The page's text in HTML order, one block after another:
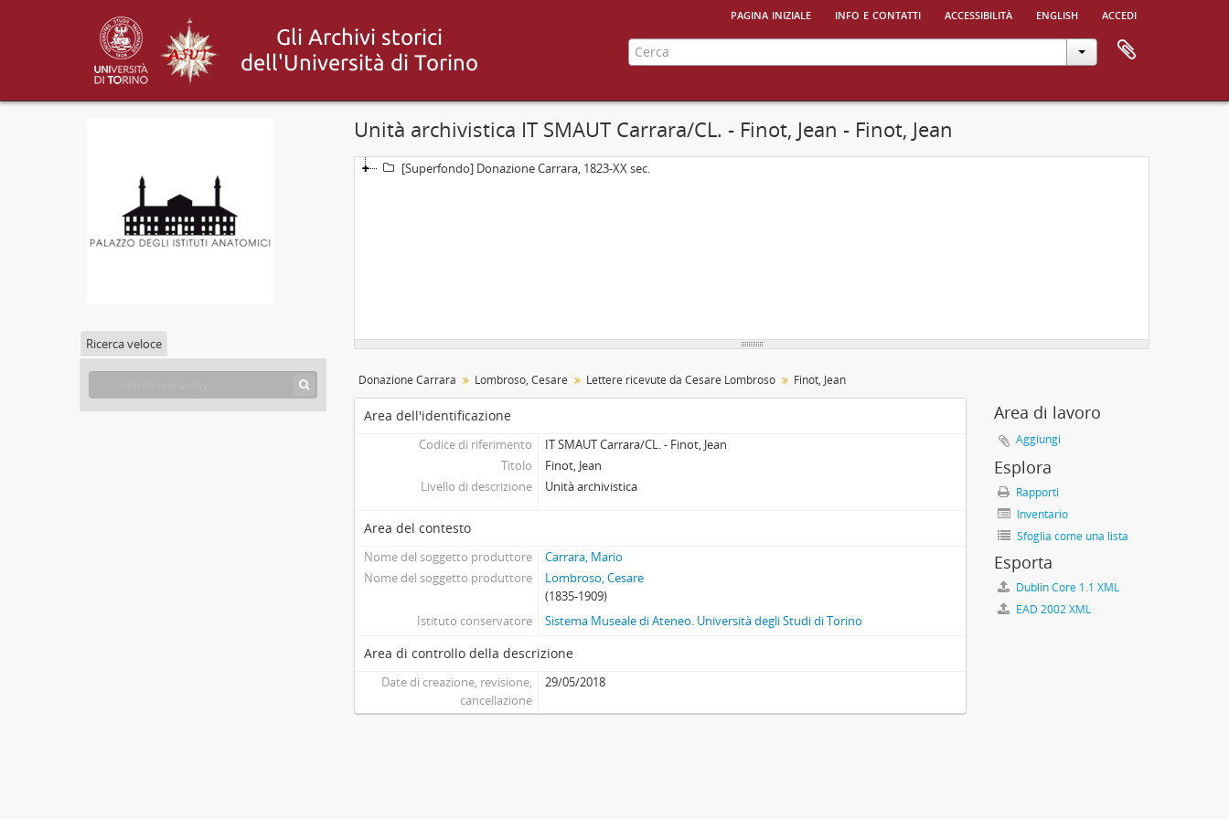
pagina iniziale info e contatti accessibilità english accedi
Ricerca veloce
Unità archivistica IT SMAUT Carrara/CL. - Finot, Jean - Finot, Jean
[Superfondo] Donazione Carrara, 1823-XX sec.
Donazione Carrara Lombroso, Cesare Lettere ricevute da Cesare Lombroso Finot, Jean
Area dell'identificazione
Codice di riferimento
IT SMAUT Carrara/CL. - Finot, Jean
Titolo
Finot, Jean
Livello di descrizione
Unità archivistica
Area del contesto
Nome del soggetto produttore
Carrara, Mario
Nome del soggetto produttore
Lombroso, Cesare
(1835-1909)
Istituto conservatore
Sistema Museale di Ateneo. Università degli Studi di Torino
Area di controllo della descrizione
Date di creazione, revisione,
cancellazione
29/05/2018
Area di lavoro
Aggiungi
Esplora
Rapporti
Inventario
Sfoglia come una lista
Esporta
Dublin Core 1.1 XML
EAD 2002 XML